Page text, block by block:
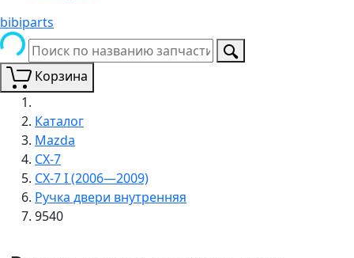
bibiparts
Корзина
Каталог
Mazda
CX-7
CX-7 I (2006—2009)
Ручка двери внутренняя
9540